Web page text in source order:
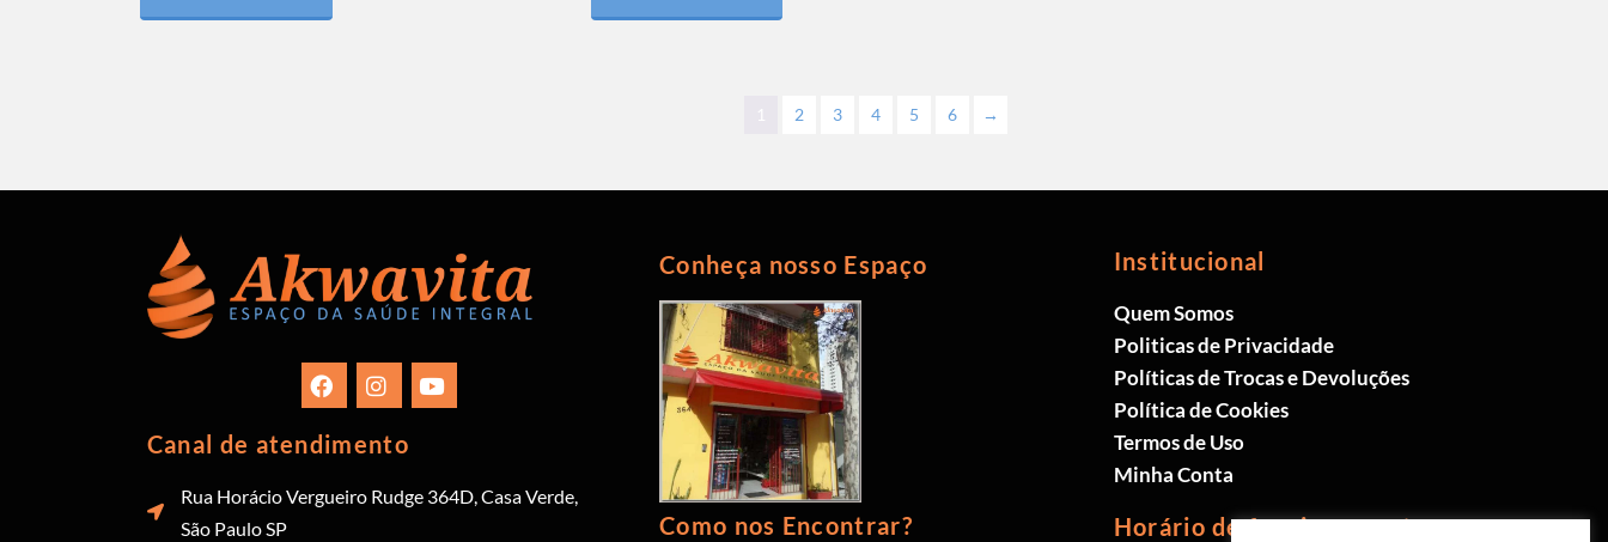
1 2 3 4 5 6 →
Canal de atendimento
Rua Horácio Vergueiro Rudge 364D, Casa Verde,
São Paulo SP
Conheça nosso Espaço
Como nos Encontrar?
Institucional
Quem Somos
Politicas de Privacidade
Políticas de Trocas e Devoluções
Política de Cookies
Termos de Uso
Minha Conta
Horário de funcionamento